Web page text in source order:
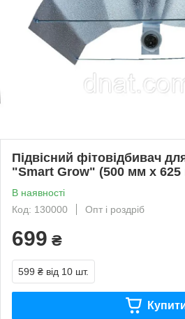
Підвісний фітовідбивач
"Smart Grow" (500 мм х
В наявності
Код: 130000
Опт і роздріб
699 ₴
599 ₴ від 10 шт.